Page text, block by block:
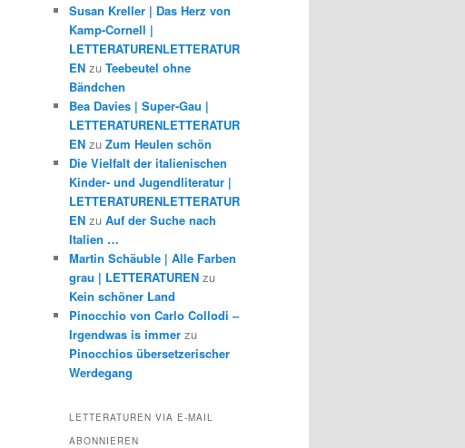
Susan Kreller | Das Herz von
Kamp-Cornell |
LETTERATURENLETTERATUR
EN zu Teebeutel ohne
Bändchen
Bea Davies | Super-Gau |
LETTERATURENLETTERATUR
EN zu Zum Heulen schön
Die Vielfalt der italienischen
Kinder- und Jugendliteratur |
LETTERATURENLETTERATUR
EN zu Auf der Suche nach
Italien …
Martin Schäuble | Alle Farben
grau | LETTERATUREN zu
Kein schöner Land
Pinocchio von Carlo Collodi –
Irgendwas is immer zu
Pinocchios übersetzerischer
Werdegang
LETTERATUREN VIA E-MAIL
ABONNIEREN